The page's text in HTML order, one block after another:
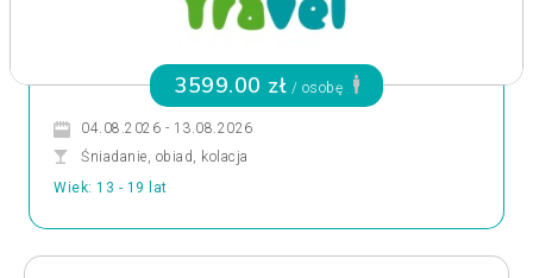
3599.00 zł / osobę
04.08.2026 - 13.08.2026
Śniadanie, obiad, kolacja
Wiek: 13 - 19 lat